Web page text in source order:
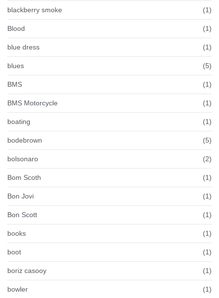
blackberry smoke (1)
Blood (1)
blue dress (1)
blues (5)
BMS (1)
BMS Motorcycle (1)
boating (1)
bodebrown (5)
bolsonaro (2)
Bom Scoth (1)
Bon Jovi (1)
Bon Scott (1)
books (1)
boot (1)
boriz casooy (1)
bowler (1)